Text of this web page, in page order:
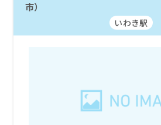
市）
いわき駅